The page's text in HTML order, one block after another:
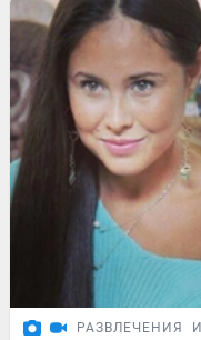
РАЗВЛЕЧЕНИЯ